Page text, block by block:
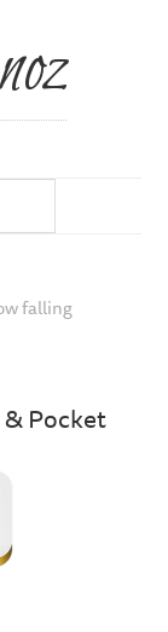
falling
Pocket